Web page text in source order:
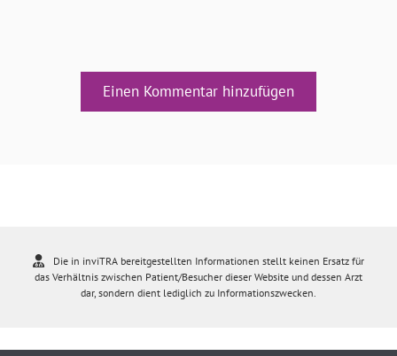
Einen Kommentar hinzufügen
Die in inviTRA bereitgestellten Informationen stellt keinen Ersatz für
das Verhältnis zwischen Patient/Besucher dieser Website und dessen Arzt
dar, sondern dient lediglich zu Informationszwecken.